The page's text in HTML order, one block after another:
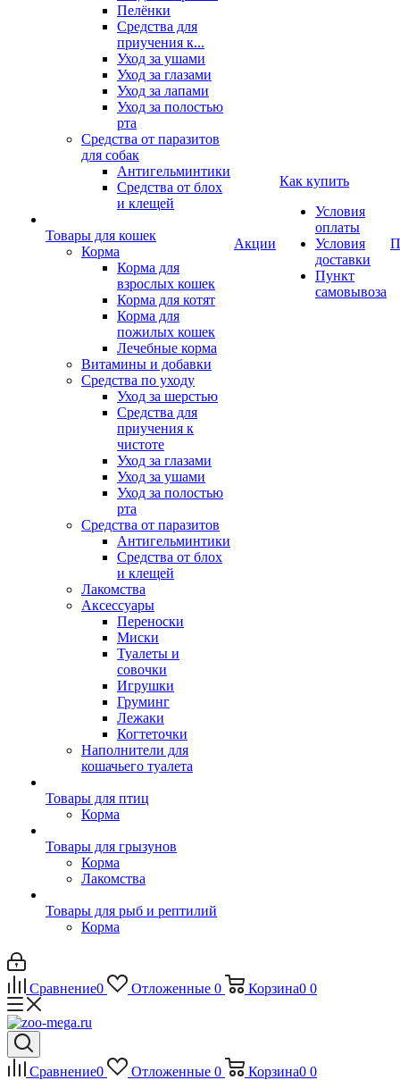
Пелёнки
Средства для
приучения к...
Уход за ушами
Уход за глазами
Уход за лапами
Уход за полостью
рта
Средства от паразитов
для собак
Антигельминтики
Средства от блох
и клещей
Товары для кошек
Корма
Корма для
взрослых кошек
Корма для котят
Корма для
пожилых кошек
Лечебные корма
Витамины и добавки
Средства по уходу
Уход за шерстью
Средства для
приучения к
чистоте
Уход за глазами
Уход за ушами
Уход за полостью
рта
Средства от паразитов
Антигельминтики
Средства от блох
и клещей
Лакомства
Аксессуары
Переноски
Миски
Туалеты и
совочки
Игрушки
Груминг
Лежаки
Когтеточки
Наполнители для
кошачьего туалета
Товары для птиц
Корма
Товары для грызунов
Корма
Лакомства
Товары для рыб и рептилий
Корма
Акции
Как купить
Условия
оплаты
Условия
доставки
Пункт
самовывоза
Сравнение0 Отложенные 0 Корзина0 0
Сравнение0 Отложенные 0 Корзина0 0